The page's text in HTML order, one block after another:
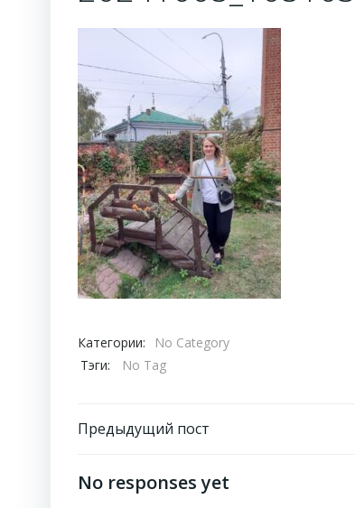
Категории:
No Category
Тэги:
No Tag
Навигация
по
Предыдущий пост
No responses yet